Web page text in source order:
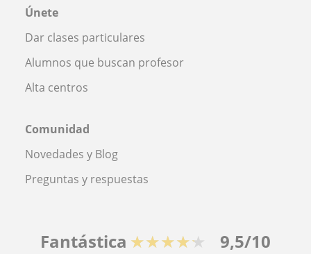
Únete
Dar clases particulares
Alumnos que buscan profesor
Alta centros
Comunidad
Novedades y Blog
Preguntas y respuestas
Fantástica ★★★★★ 9,5/10